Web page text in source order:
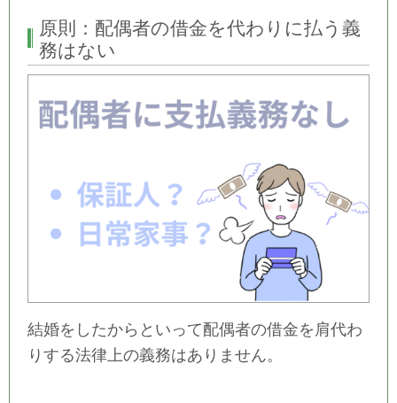
原則：配偶者の借金を代わりに払う義
務はない
結婚をしたからといって配偶者の借金を肩代わ
りする法律上の義務はありません。